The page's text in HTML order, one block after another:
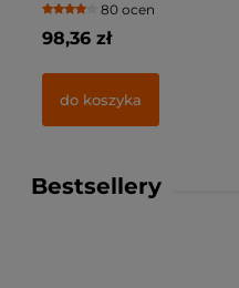
80 ocen
98,36 zł
do koszyka
Bestsellery